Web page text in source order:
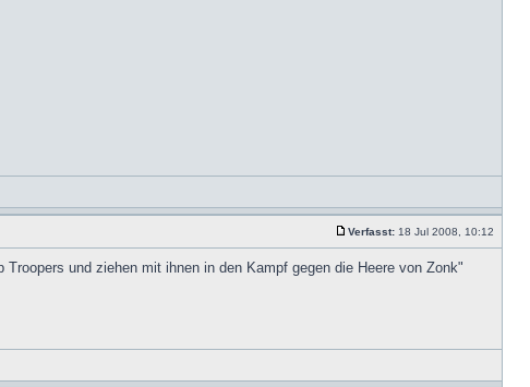
Verfasst: 18 Jul 2008, 10:12
und ziehen mit ihnen in den Kampf gegen die Heere von Zonk"